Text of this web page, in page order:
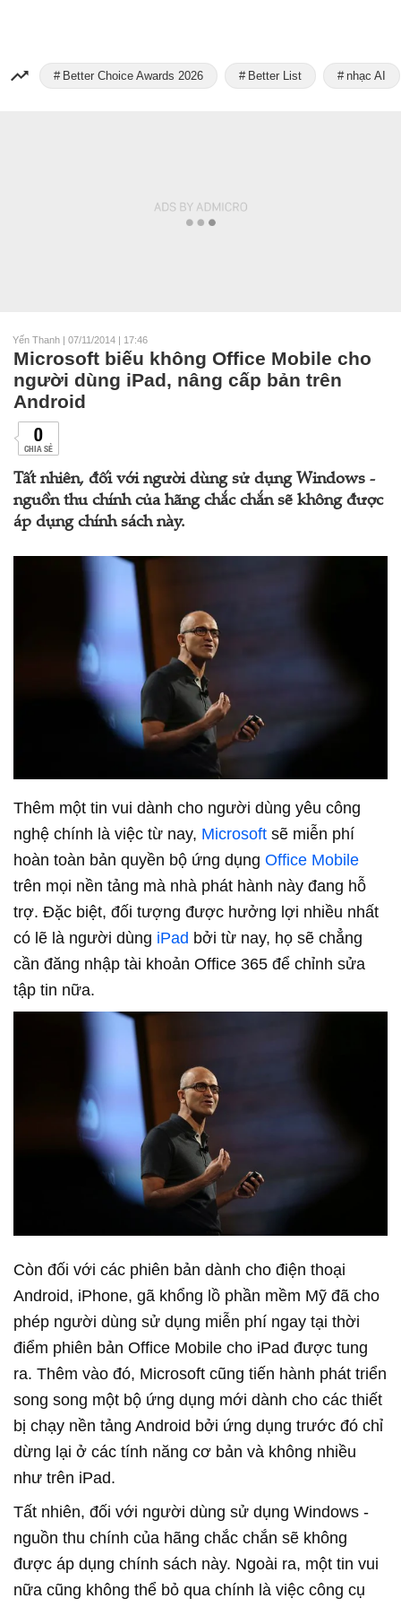
Better Choice Awards 2026 Better List nhạc AI
Yến Thanh | 07/11/2014 | 17:46
Microsoft biếu không Office Mobile cho
người dùng iPad, nâng cấp bản trên
Android
0
CHIA SẺ
Tất nhiên, đối với người dùng sử dụng Windows -
nguồn thu chính của hãng chắc chắn sẽ không được
áp dụng chính sách này.
Thêm một tin vui dành cho người dùng yêu công
nghệ chính là việc từ nay, Microsoft sẽ miễn phí
hoàn toàn bản quyền bộ ứng dụng Office Mobile
trên mọi nền tảng mà nhà phát hành này đang hỗ
trợ. Đặc biệt, đối tượng được hưởng lợi nhiều nhất
có lẽ là người dùng iPad bởi từ nay, họ sẽ chẳng
cần đăng nhập tài khoản Office 365 để chỉnh sửa
tập tin nữa.
Còn đối với các phiên bản dành cho điện thoại
Android, iPhone, gã khổng lồ phần mềm Mỹ đã cho
phép người dùng sử dụng miễn phí ngay tại thời
điểm phiên bản Office Mobile cho iPad được tung
ra. Thêm vào đó, Microsoft cũng tiến hành phát triển
song song một bộ ứng dụng mới dành cho các thiết
bị chạy nền tảng Android bởi ứng dụng trước đó chỉ
dừng lại ở các tính năng cơ bản và không nhiều
như trên iPad.
Tất nhiên, đối với người dùng sử dụng Windows -
nguồn thu chính của hãng chắc chắn sẽ không
được áp dụng chính sách này. Ngoài ra, một tin vui
nữa cũng không thể bỏ qua chính là việc công cụ